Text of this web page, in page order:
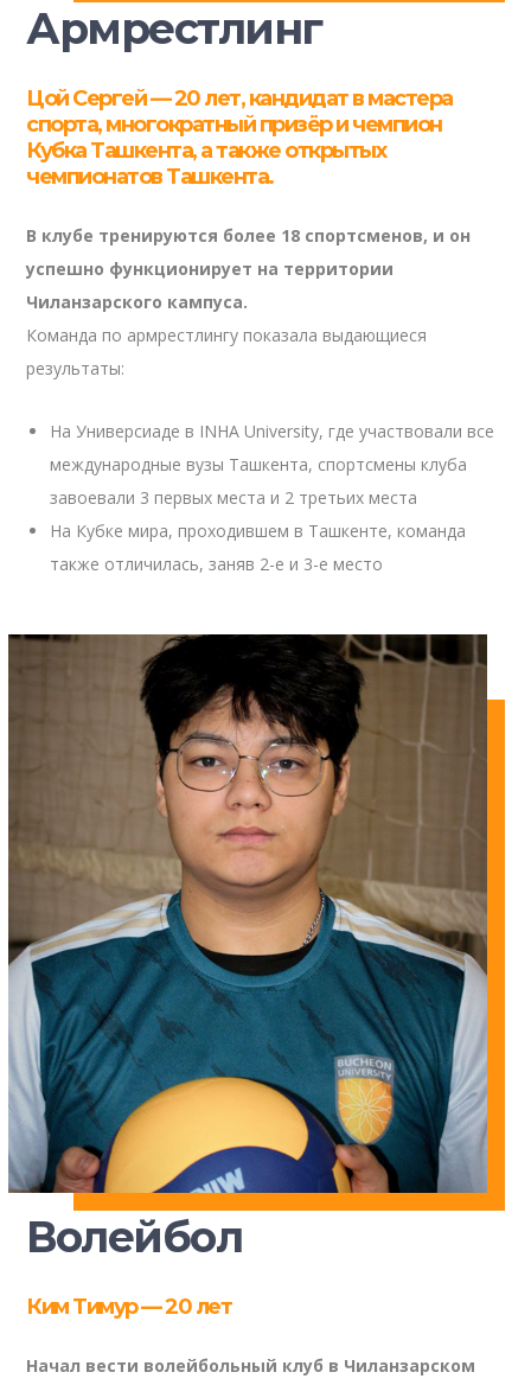
Армрестлинг
Цой Сергей — 20 лет, кандидат в мастера
спорта, многократный призёр и чемпион
Кубка Ташкента, а также открытых
чемпионатов Ташкента.
В клубе тренируются более 18 спортсменов, и он
успешно функционирует на территории
Чиланзарского кампуса.
Команда по армрестлингу показала выдающиеся
результаты:
На Универсиаде в INHA University, где участвовали все
международные вузы Ташкента, спортсмены клуба
завоевали 3 первых места и 2 третьих места
На Кубке мира, проходившем в Ташкенте, команда
также отличилась, заняв 2-е и 3-е место
Волейбол
Ким Тимур — 20 лет
Начал вести волейбольный клуб в Чиланзарском